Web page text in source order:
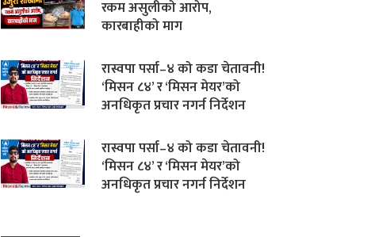
रकम असुलीको आरोप,
कारबाहीको माग
रास्वपा पर्सा–४ को कडा चेतावनी!
‘मिसन ८४’ र ‘मिसन मेयर’को
अनधिकृत प्रचार नगर्न निर्देशन
रास्वपा पर्सा–४ को कडा चेतावनी!
‘मिसन ८४’ र ‘मिसन मेयर’को
अनधिकृत प्रचार नगर्न निर्देशन